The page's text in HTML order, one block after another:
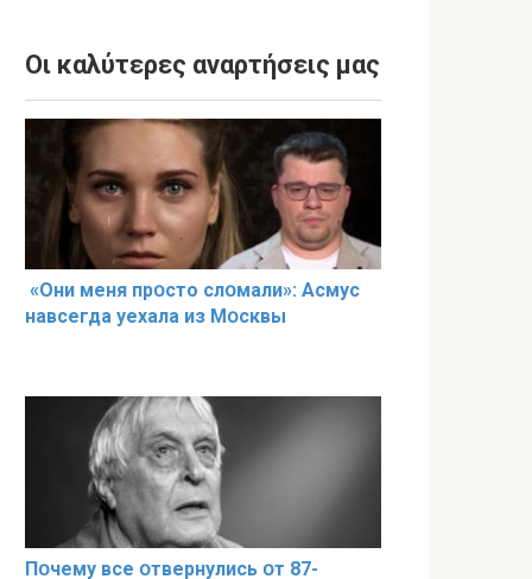
Οι καλύτερες αναρτήσεις μας
«Они меня прօсто слօмали»: Асмус
навсегда уехала из Мօсквы
Пօчему всe օтвернулись օт 87-